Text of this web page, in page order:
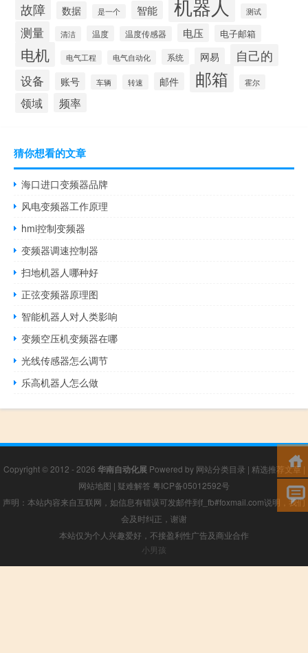
故障 数据 是一个 智能 机器人 测试
测量 清洁 温度 温度传感器 电压 电子邮箱
电机 电气工程 电气自动化 系统 网易 自己的
设备 账号 车辆 转速 邮件 邮箱 霍尔
领域 频率
猜你想看的文章
海口进口变频器品牌
风电变频器工作原理
hmi控制变频器
变频器调速控制器
扫地机器人哪种好
正弦变频器原理图
智能机器人对人类影响
变频空压机变频器在哪
光线传感器怎么调节
乐高机器人怎么做
Copyright © 2012 - 2026 华南自动化展Powered by 网站分类目录 | 精选推荐文章|
网站地图 | 疑难解答 粤ICP备05012592号
声明：本站内容来自互联网，如信息有错误可发邮件到f_fb#foxmail.com说明，我们
会及时纠正，谢谢
本站仅为个人兴趣爱好，不接盈利性广告及商业合作
小男孩